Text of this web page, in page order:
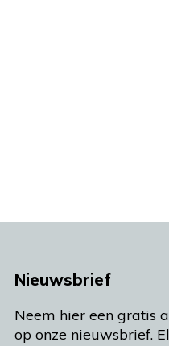
Nieuwsbrief
Neem hier een gratis
op onze nieuwsbrief.